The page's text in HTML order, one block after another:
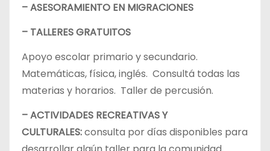
– ASESORAMIENTO EN MIGRACIONES
– TALLERES GRATUITOS
Apoyo escolar primario y secundario.
Matemáticas, física, inglés. Consultá todas las
materias y horarios. Taller de percusión.
– ACTIVIDADES RECREATIVAS Y
CULTURALES:consulta por días disponibles para